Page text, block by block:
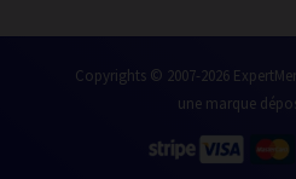
Copyrights © 2007-2026
une marque